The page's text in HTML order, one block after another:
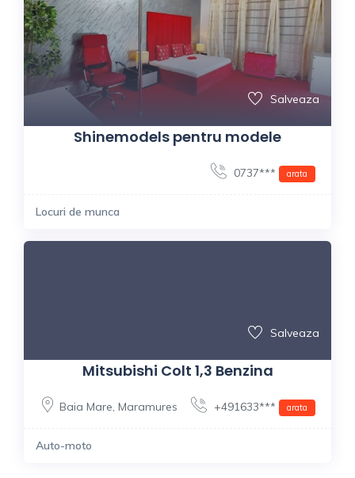
Salveaza
Shinemodels pentru modele
0737*** arata
Locuri de munca
Salveaza
Mitsubishi Colt 1,3 Benzina
Baia Mare Maramures +491633*** arata
Auto-moto